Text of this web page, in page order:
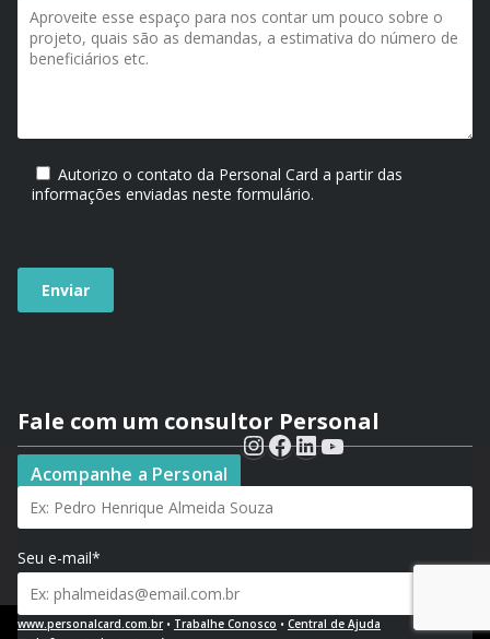
Autorizo o contato da Personal Card a partir das
informações enviadas neste formulário.
Fale com um consultor Personal
Seu nome*
Seu e-mail*
Acompanhe a Personal
www.personalcard.com.br• Trabalhe Conosco • Central de Ajuda